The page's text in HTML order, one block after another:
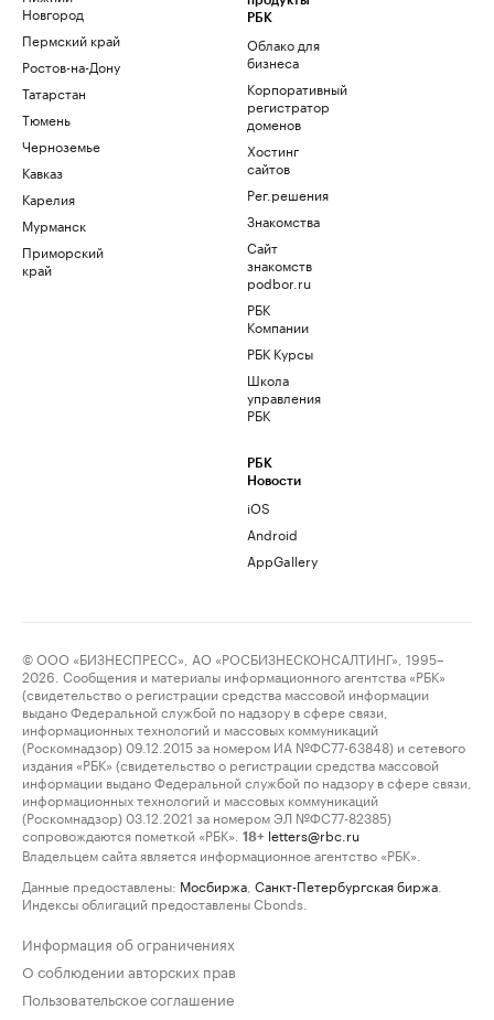
Новгород
Пермский край
Ростов-на-Дону
Татарстан
Тюмень
Черноземье
Кавказ
Карелия
Мурманск
Приморский
край
РБК
Облако для
бизнеса
Корпоративный
регистратор
доменов
Хостинг
сайтов
Рег.решения
Знакомства
Сайт
знакомств
podbor.ru
РБК
Компании
РБК Курсы
Школа
управления
РБК
РБК
Новости
iOS
Android
AppGallery
© ООО «БИЗНЕСПРЕСС», АО «РОСБИЗНЕСКОНСАЛТИНГ», 1995–
2026. Сообщения и материалы информационного агентства «РБК»
(свидетельство о регистрации средства массовой информации
выдано Федеральной службой по надзору в сфере связи,
информационных технологий и массовых коммуникаций
(Роскомнадзор) 09.12.2015 за номером ИА №ФС77-63848) и сетевого
издания «РБК» (свидетельство о регистрации средства массовой
информации выдано Федеральной службой по надзору в сфере связи,
информационных технологий и массовых коммуникаций
(Роскомнадзор) 03.12.2021 за номером ЭЛ №ФС77-82385)
сопровождаются пометкой «РБК».
18+ letters@rbc.ru
Владельцем сайта является информационное агентство «РБК».
Данные предоставлены: Мосбиржа Санкт-Петербургская биржа
Индексы облигаций предоставлены Cbonds.
Информация об ограничениях
О соблюдении авторских прав
Пользовательское соглашение